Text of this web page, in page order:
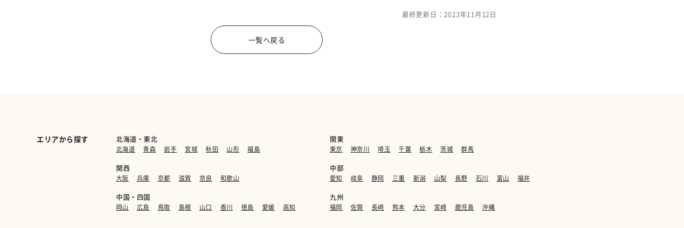
最終更新日：2023年11月12日
一覧へ戻る
エリアから探す 北海道・東北
北海道 青森 岩手 宮城 秋田 山形 福島
関東
東京 神奈川 埼玉 千葉 栃木 茨城 群馬
関西
大阪 兵庫 京都 滋賀 奈良 和歌山
中部
愛知 岐阜 静岡 三重 新潟 山梨 長野 石川 富山 福井
中国・四国
岡山 広島 鳥取 島根 山口 香川 徳島 愛媛 高知
九州
福岡 佐賀 長崎 熊本 大分 宮崎 鹿児島 沖縄